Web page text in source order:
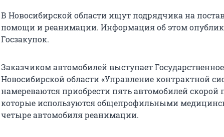
В Новосибирской области ищут подрядчика на
помощи и реанимации. Информация об этом
Госзакупок.
Заказчиком автомобилей выступает
Новосибирской области «Управление контрактной
намереваются приобрести пять автомобилей скорой
которые используются общепрофильными
четыре автомобиля реанимации.